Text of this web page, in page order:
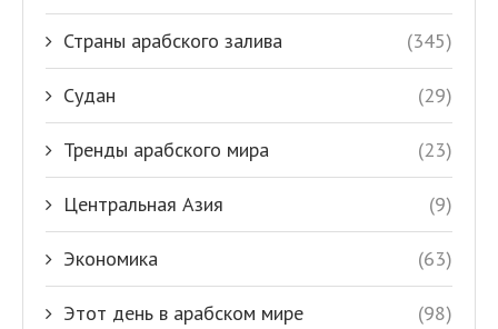
Страны арабского залива (345)
Судан (29)
Тренды арабского мира (23)
Центральная Азия (9)
Экономика (63)
Этот день в арабском мире (98)